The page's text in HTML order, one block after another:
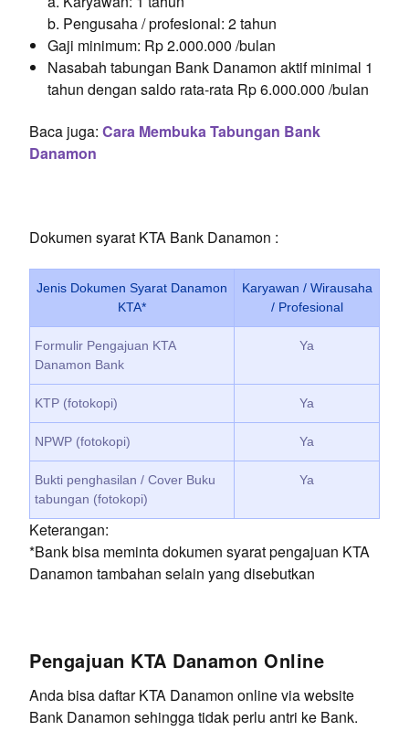
b. Pengusaha / profesional: 2 tahun
Gaji minimum: Rp 2.000.000 /bulan
Nasabah tabungan Bank Danamon aktif minimal 1
tahun dengan saldo rata-rata Rp 6.000.000 /bulan
Baca juga: Cara Membuka Tabungan Bank
Danamon
Dokumen syarat KTA Bank Danamon :
Jenis Dokumen Syarat Danamon
KTA*
Karyawan / Wirausaha
/ Profesional
Formulir Pengajuan KTA
Danamon Bank
Ya
KTP (fotokopi) Ya
NPWP (fotokopi) Ya
Bukti penghasilan / Cover Buku
tabungan (fotokopi)
Ya
Keterangan:
*Bank bisa meminta dokumen syarat pengajuan KTA
Danamon tambahan selain yang disebutkan
Pengajuan KTA Danamon Online
Anda bisa daftar KTA Danamon online via website
Bank Danamon sehingga tidak perlu antri ke Bank.